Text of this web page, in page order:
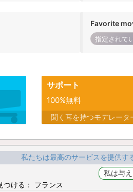
Favorite
指定されて
サポート
100%無料
聞く耳を持つモデレータ
私たちは最高のサービスを提供す
つける： フランス